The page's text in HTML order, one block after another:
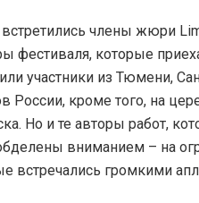
встретились члены жюри
фестиваля, которые
участники из Тюмени,
России, кроме того, на
Но и те авторы работ,
вниманием – на
встречались громкими